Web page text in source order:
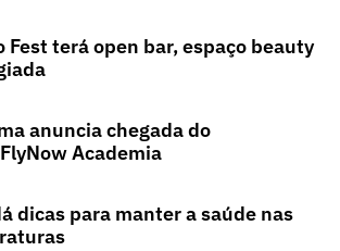
Fest terá open bar, espaço beauty
anuncia chegada do
Academia
dicas para manter a saúde nas